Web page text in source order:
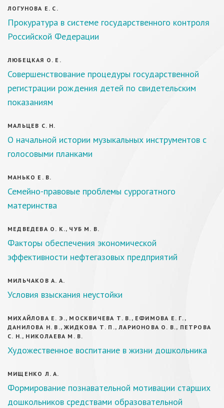
ЛОГУНОВА Е. С.
Прокуратура в системе государственного контроля
Российской Федерации
ЛЮБЕЦКАЯ О. Е.
Совершенствование процедуры государственной
регистрации рождения детей по свидетельским
показаниям
МАЛЬЦЕВ С. Н.
О начальной истории музыкальных инструментов с
голосовыми планками
МАНЬКО Е. В.
Семейно-правовые проблемы суррогатного
материнства
МЕДВЕДЕВА О. К., ЧУБ М. В.
Факторы обеспечения экономической
эффективности нефтегазовых предприятий
МИЛЬЧАКОВ А. А.
Условия взыскания неустойки
МИХАЙЛОВА Е. Э., МОСКВИЧЕВА Т. В., ЕФИМОВА Е. Г.,
ДАНИЛОВА Н. В., ЖИДКОВА Т. П., ЛАРИОНОВА О. В., ПЕТРОВА
С. Н., НИКОЛАЕВА М. В.
Художественное воспитание в жизни дошкольника
МИЩЕНКО Л. А.
Формирование познавательной мотивации старших
дошкольников средствами образовательной